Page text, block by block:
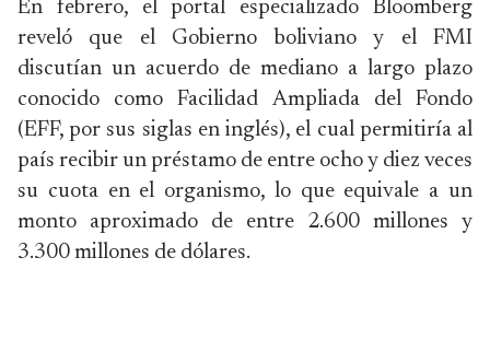
En febrero, el portal especializado Bloomberg
reveló que el Gobierno boliviano y el FMI
discutían un acuerdo de mediano a largo plazo
conocido como Facilidad Ampliada del Fondo
(EFF, por sus siglas en inglés), el cual permitiría al
país recibir un préstamo de entre ocho y diez veces
su cuota en el organismo, lo que equivale a un
monto aproximado de entre 2.600 millones y
3.300 millones de dólares.